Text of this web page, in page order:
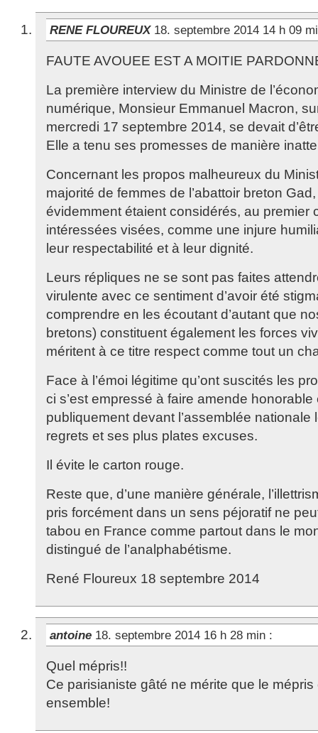
RENE FLOUREUX 18. septembre 2014 14 h 09
FAUTE AVOUEE EST A MOITIE
La première interview du Ministre de
numérique, Monsieur Emmanuel Macron,
mercredi 17 septembre 2014, se devait
Elle a tenu ses promesses de manière
Concernant les propos malheureux du
majorité de femmes de l’abattoir breton
évidemment étaient considérés, au premier
intéressées visées, comme une injure
leur respectabilité et à leur dignité.
Leurs répliques ne se sont pas faites
virulente avec ce sentiment d’avoir été
comprendre en les écoutant d’autant que
bretons) constituent également les forces
méritent à ce titre respect comme tout un
Face à l’émoi légitime qu’ont suscités les
ci s’est empressé à faire amende
publiquement devant l’assemblée nationale
regrets et ses plus plates excuses.
Il évite le carton rouge.
Reste que, d’une manière générale,
pris forcément dans un sens péjoratif ne
tabou en France comme partout dans le
distingué de l’analphabétisme.
René Floureux 18 septembre 2014
antoine 18. septembre 2014 16 h 28 min :
Quel mépris!!
Ce parisianiste gâté ne mérite que le
ensemble!